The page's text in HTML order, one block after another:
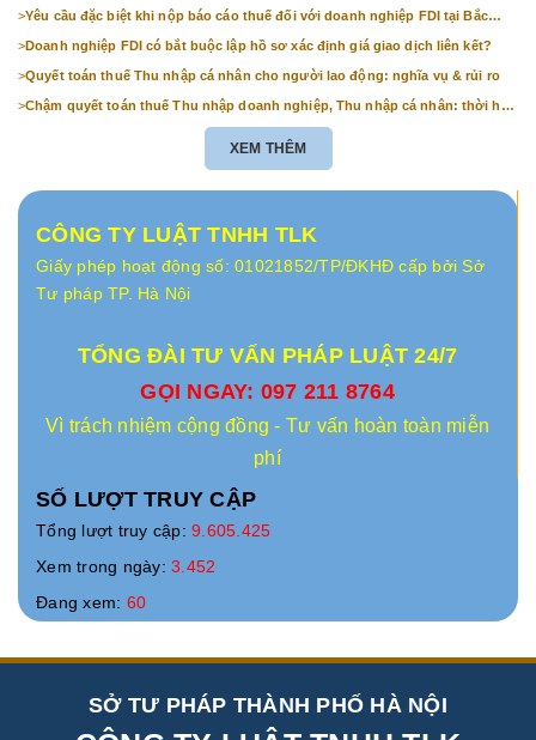
>Yêu cầu đặc biệt khi nộp báo cáo thuế đối với doanh nghiệp FDI tại Bắc
>Doanh nghiệp FDI có bắt buộc lập hồ sơ xác định giá giao dịch liên kết?
>Quyết toán thuế Thu nhập cá nhân cho người lao động: nghĩa vụ & rủi ro
>Chậm quyết toán thuế Thu nhập doanh nghiệp, Thu nhập cá nhân: thời hạn
XEM THÊM
CÔNG TY LUẬT TNHH TLK
Giấy phép hoạt động số: 01021852/TP/ĐKHĐ cấp bởi Sở
Tư pháp TP. Hà Nội
TỔNG ĐÀI TƯ VẤN PHÁP LUẬT 24/7
GỌI NGAY: 097 211 8764
Vì trách nhiệm cộng đồng - Tư vấn hoàn toàn miễn
phí
SỐ LƯỢT TRUY CẬP
Tổng lượt truy cập: 9.605.425
Xem trong ngày: 3.452
Đang xem: 60
SỞ TƯ PHÁP THÀNH PHỐ HÀ NỘI